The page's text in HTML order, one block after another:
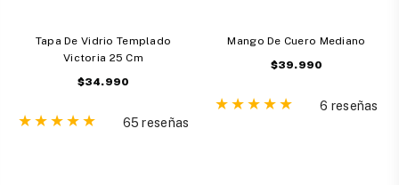
Tapa De Vidrio Templado
Victoria 25 Cm
Precio
$34.990
65 reseñas
Mango De Cuero Mediano
Precio
$39.990
6 reseñas